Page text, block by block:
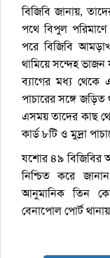
বিজিবি জানায়,
পথে বিপুল পরিমাণে
পরে বিজিবি
থামিয়ে সন্দেহ ভাজন
ব্যাগের মধ্য থেকে
পাচারের সঙ্গে
এসময় তাদের কাছ
কার্ড ৮টি ও মুদ্রা
যশোর ৪৯ বিজিবির
নিশ্চিত করে
আনুমানিক তিন
বেনাপোল পোর্ট